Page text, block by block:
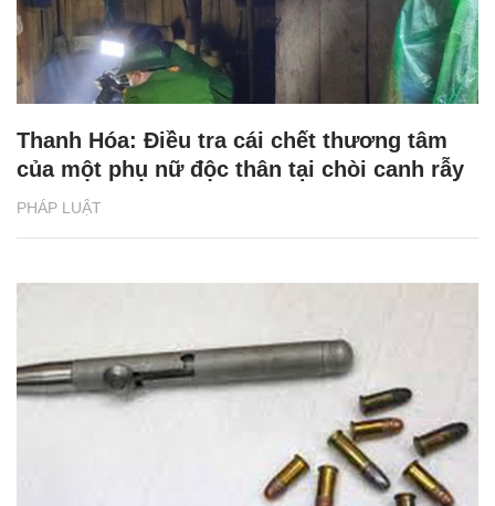
PHÁP LUẬT
Thanh Hóa: Điều tra cái chết thương tâm
của một phụ nữ độc thân tại chòi canh rẫy